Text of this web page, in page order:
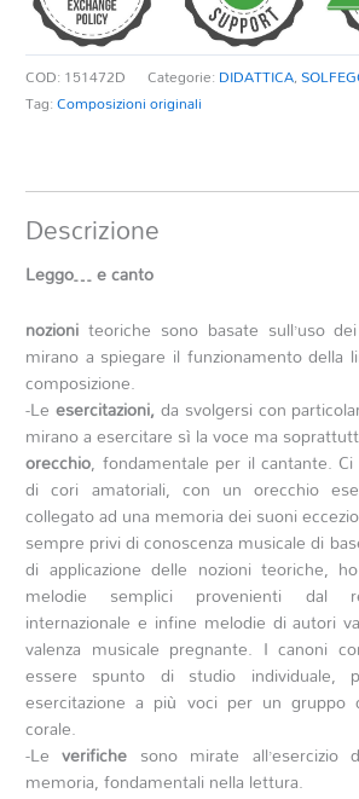
COD: 151472D Categorie: DIDATTICA,
Tag:Composizioni originali
Descrizione
Leggo… e canto
nozioni teoriche sono basate sull’uso
mirano a spiegare il funzionamento della
composizione.
-Le esercitazioni, da svolgersi con
mirano a esercitare sì la voce ma
orecchio, fondamentale per il cantante.
di cori amatoriali, con un orecchio
collegato ad una memoria dei suoni
sempre privi di conoscenza musicale di
di applicazione delle nozioni teoriche,
melodie semplici provenienti dal
internazionale e infine melodie di autori
valenza musicale pregnante. I canoni
essere spunto di studio individuale,
esercitazione a più voci per un gruppo
corale.
-Leverifiche sono mirate all’esercizio
memoria, fondamentali nella lettura.